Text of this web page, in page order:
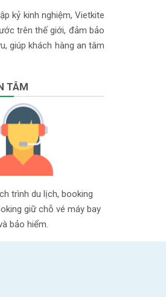
kỷ kinh nghiệm, Vietkite
trên thế giới, đảm bảo
giúp khách hàng an tâm
TÂM
trình du lịch, booking
giữ chỗ vé máy bay
bảo hiểm.